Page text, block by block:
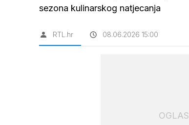
sezona kulinarskog natjecanja
RTL.hr 08.06.2026 15:00
OGLAS